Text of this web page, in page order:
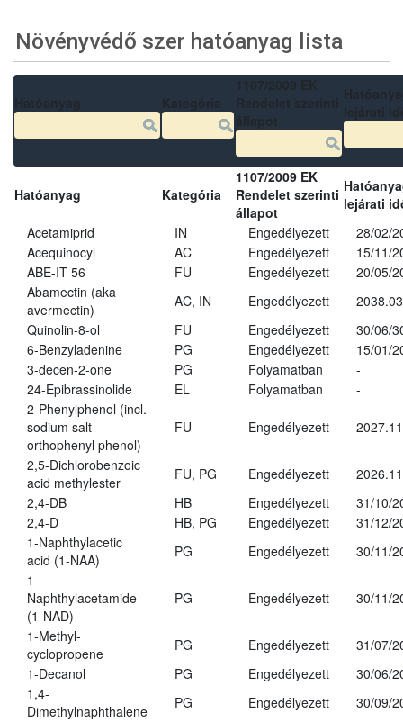
Növényvédő szer hatóanyag lista
Hatóanyag Kategória
1107/2009 EK
Rendelet szerinti
állapot
lejárati
Acetamiprid
IN Engedélyezett
28/02/
Acequinocyl
AC Engedélyezett
15/11/
ABE-IT 56
FU Engedélyezett
20/05/
Abamectin (aka
avermectin)
AC, IN Engedélyezett
Quinolin-8-ol
FU Engedélyezett
30/06/
6-Benzyladenine
PG Engedélyezett
15/01/
3-decen-2-one
PG Folyamatban
-
24-Epibrassinolide
EL Folyamatban
-
2-Phenylphenol (incl.
sodium salt
orthophenyl phenol)
FU Engedélyezett
2,5-Dichlorobenzoic
acid methylester
FU, PG Engedélyezett
2,4-DB
HB Engedélyezett
31/10/
2,4-D
HB, PG Engedélyezett
31/12/
1-Naphthylacetic
acid (1-NAA)
PG Engedélyezett
30/11/
1-
Naphthylacetamide
(1-NAD)
PG Engedélyezett 30/11/
1-Methyl-
cyclopropene
PG Engedélyezett
31/07/
1-Decanol
PG Engedélyezett
30/06/
1,4-
Dimethylnaphthalene
PG Engedélyezett 30/09/